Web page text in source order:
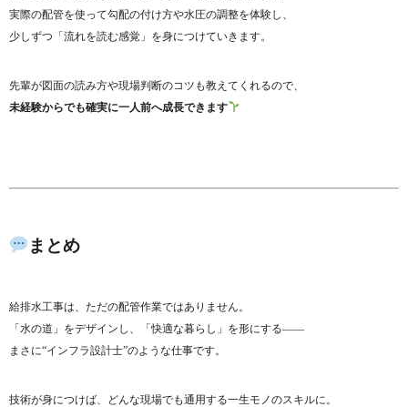
実際の配管を使って勾配の付け方や水圧の調整を体験し、
少しずつ「流れを読む感覚」を身につけていきます。
先輩が図面の読み方や現場判断のコツも教えてくれるので、
未経験からでも確実に一人前へ成長できます
まとめ
給排水工事は、ただの配管作業ではありません。
「水の道」をデザインし、「快適な暮らし」を形にする――
まさに“インフラ設計士”のような仕事です。
技術が身につけば、どんな現場でも通用する一生モノのスキルに。